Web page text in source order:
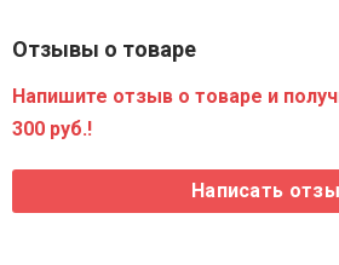
Отзывы о товаре
Напишите отзыв о товаре и
300 руб.!